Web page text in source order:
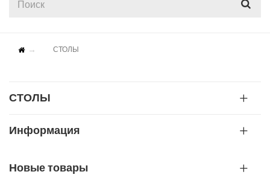
СТОЛЫ
СТОЛЫ
Информация
Новые товары